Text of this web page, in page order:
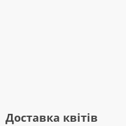
Доставка квітів